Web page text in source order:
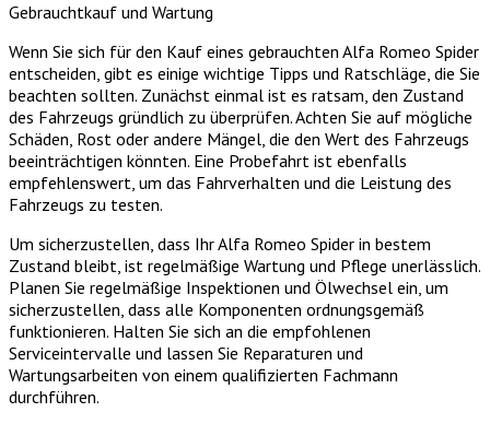
Gebrauchtkauf und Wartung
Wenn Sie sich für den Kauf eines gebrauchten Alfa Romeo Spider
entscheiden, gibt es einige wichtige Tipps und Ratschläge, die Sie
beachten sollten. Zunächst einmal ist es ratsam, den Zustand
des Fahrzeugs gründlich zu überprüfen. Achten Sie auf mögliche
Schäden, Rost oder andere Mängel, die den Wert des Fahrzeugs
beeinträchtigen könnten. Eine Probefahrt ist ebenfalls
empfehlenswert, um das Fahrverhalten und die Leistung des
Fahrzeugs zu testen.
Um sicherzustellen, dass Ihr Alfa Romeo Spider in bestem
Zustand bleibt, ist regelmäßige Wartung und Pflege unerlässlich.
Planen Sie regelmäßige Inspektionen und Ölwechsel ein, um
sicherzustellen, dass alle Komponenten ordnungsgemäß
funktionieren. Halten Sie sich an die empfohlenen
Serviceintervalle und lassen Sie Reparaturen und
Wartungsarbeiten von einem qualifizierten Fachmann
durchführen.